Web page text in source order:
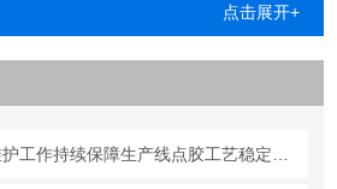
点击展开+
落实点胶机常态化维护工作持续保障生产线点胶工艺稳定合规